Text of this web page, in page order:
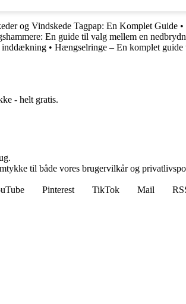
og Vindskede Tagpap: En Komplet Guide •
En guide til valg mellem en
inddækning • Hængselringe – En komplet
- helt gratis.
til både vores brugervilkår og
Pinterest TikTok Mail